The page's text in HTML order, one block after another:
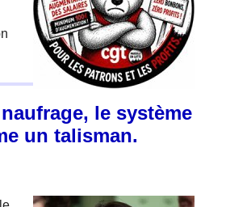
le système
un talisman.